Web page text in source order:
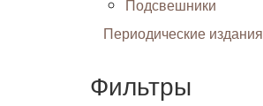
Подсвешники
Периодические издания
Фильтры